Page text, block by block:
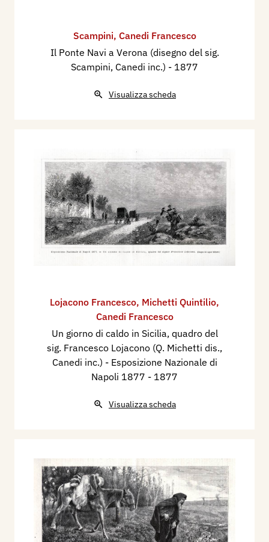
Scampini, Canedi Francesco
Il Ponte Navi a Verona (disegno del sig.
Scampini, Canedi inc.) - 1877
Visualizza scheda
Lojacono Francesco, Michetti Quintilio,
Canedi Francesco
Un giorno di caldo in Sicilia, quadro del
sig. Francesco Lojacono (Q. Michetti dis.,
Canedi inc.) - Esposizione Nazionale di
Napoli 1877 - 1877
Visualizza scheda